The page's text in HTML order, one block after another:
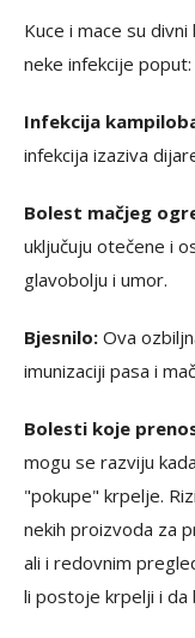
Kuce i mace su
neke infekcije poput:
Infekcija
infekcija izaziva
Bolest mačjeg
uključuju otečene i
glavobolju i umor.
Bjesnilo: Ova
imunizaciji pasa i
Bolesti koje
mogu se razviju
"pokupe" krpelje.
nekih proizvoda za
ali i redovnim
li postoje krpelji i da